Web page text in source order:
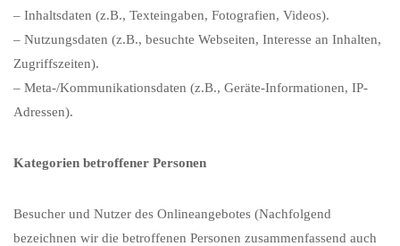
– Inhaltsdaten (z.B., Texteingaben, Fotografien, Videos).
– Nutzungsdaten (z.B., besuchte Webseiten, Interesse an Inhalten,
Zugriffszeiten).
– Meta-/Kommunikationsdaten (z.B., Geräte-Informationen, IP-
Adressen).
Kategorien betroffener Personen
Besucher und Nutzer des Onlineangebotes (Nachfolgend
bezeichnen wir die betroffenen Personen zusammenfassend auch